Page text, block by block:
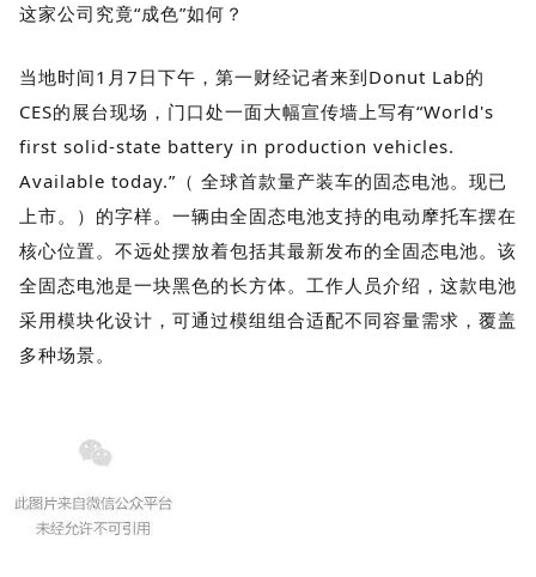
这家公司究竟“成色”如何？
当地时间1月7日下午，第一财经记者来到Donut Lab的
CES的展台现场，门口处一面大幅宣传墙上写有“World's
first solid-state battery in production vehicles.
Available today.”（ 全球首款量产装车的固态电池。现已
上市。）的字样。一辆由全固态电池支持的电动摩托车摆在
核心位置。不远处摆放着包括其最新发布的全固态电池。该
全固态电池是一块黑色的长方体。工作人员介绍，这款电池
采用模块化设计，可通过模组组合适配不同容量需求，覆盖
多种场景。